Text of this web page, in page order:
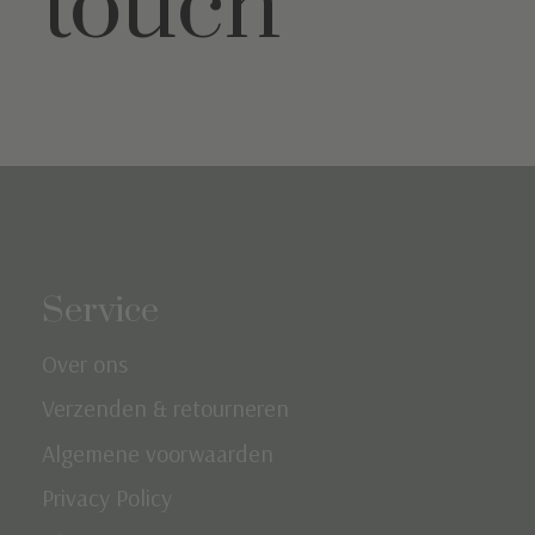
Service
Over ons
Verzenden & retourneren
Algemene voorwaarden
Privacy Policy